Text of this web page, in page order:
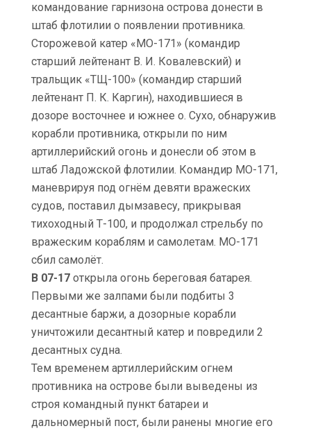
командование гарнизона острова донести в
штаб флотилии о появлении противника.
Сторожевой катер «МО-171» (командир
старший лейтенант В. И. Ковалевский) и
тральщик «ТЩ-100» (командир старший
лейтенант П. К. Каргин), находившиеся в
дозоре восточнее и южнее о. Сухо, обнаружив
корабли противника, открыли по ним
артиллерийский огонь и донесли об этом в
штаб Ладожской флотилии. Командир МО-171,
маневрируя под огнём девяти вражеских
судов, поставил дымзавесу, прикрывая
тихоходный Т-100, и продолжал стрельбу по
вражеским кораблям и самолетам. МО-171
сбил самолёт.
В 07-17 открыла огонь береговая батарея.
Первыми же залпами были подбиты 3
десантные баржи, а дозорные корабли
уничтожили десантный катер и повредили 2
десантных судна.
Тем временем артиллерийским огнем
противника на острове были выведены из
строя командный пункт батареи и
дальномерный пост, были ранены многие его